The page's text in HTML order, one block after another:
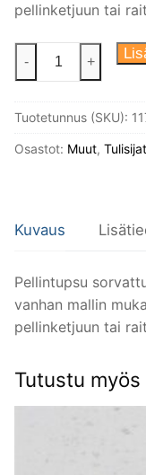
pellinketjuun tai
Pellinketjunnuppi,
messinkiä
määrä
- +
Tuotetunnus (SKU):
Osastot: Muut,
Kuvaus
Pellintupsu
vanhan mallin
pellinketjuun tai
Tutustu myös